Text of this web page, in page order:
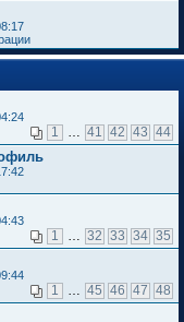
1 … 41 42 43 44
1 … 32 33 34 35
1 … 45 46 47 48